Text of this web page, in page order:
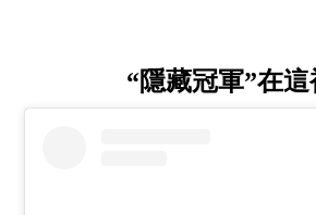
“隱藏冠軍”在這